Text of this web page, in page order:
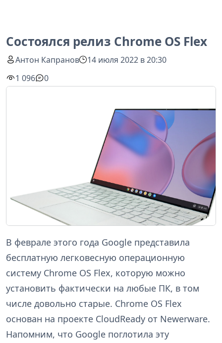
Состоялся релиз Chrome OS Flex
Антон Капранов
14 июля 2022 в 20:30
1 096
0
В феврале этого года Google представила
бесплатную легковесную операционную
систему Chrome OS Flex, которую можно
установить фактически на любые ПК, в том
числе довольно старые. Chrome OS Flex
основан на проекте CloudReady от Newerware.
Напомним, что Google поглотила эту